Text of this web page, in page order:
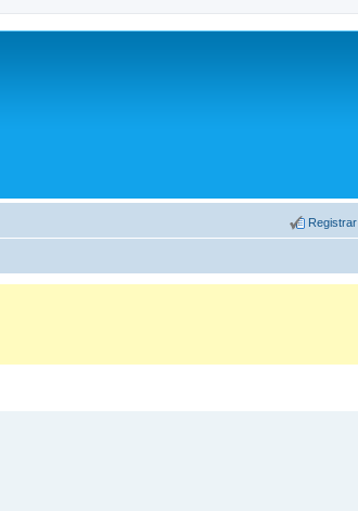
Registrar